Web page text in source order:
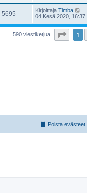
5695 Kirjoittaja Timba
04 Kesä 2020, 16:37
590 viestiketjua Sivu1
Poista evästeet